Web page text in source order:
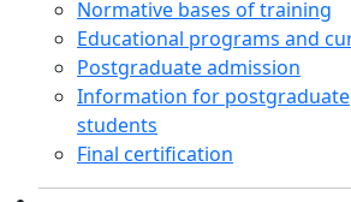
Normative bases of training
Educational programs and
Postgraduate admission
Information for postgraduate
students
Final certification